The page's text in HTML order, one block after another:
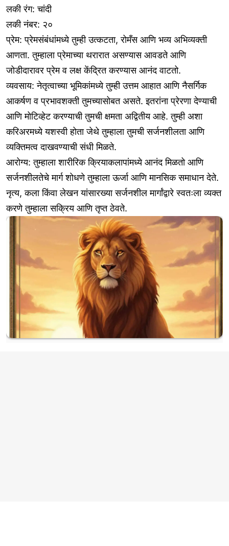
लकी रंग: चांदी
लकी नंबर: २०
प्रेम: प्रेमसंबंधांमध्ये तुम्ही उत्कटता, रोमँस आणि भव्य अभिव्यक्ती
आणता. तुम्हाला प्रेमाच्या थरारात असण्यास आवडते आणि
जोडीदारावर प्रेम व लक्ष केंद्रित करण्यास आनंद वाटतो.
व्यवसाय: नेतृत्वाच्या भूमिकांमध्ये तुम्ही उत्तम आहात आणि नैसर्गिक
आकर्षण व प्रभावशक्ती तुमच्यासोबत असते. इतरांना प्रेरणा देण्याची
आणि मोटिव्हेट करण्याची तुमची क्षमता अद्वितीय आहे. तुम्ही अशा
करिअरमध्ये यशस्वी होता जेथे तुम्हाला तुमची सर्जनशीलता आणि
व्यक्तिमत्व दाखवण्याची संधी मिळते.
आरोग्य: तुम्हाला शारीरिक क्रियाकलापांमध्ये आनंद मिळतो आणि
सर्जनशीलतेचे मार्ग शोधणे तुम्हाला ऊर्जा आणि मानसिक समाधान देते.
नृत्य, कला किंवा लेखन यांसारख्या सर्जनशील मार्गांद्वारे स्वतःला व्यक्त
करणे तुम्हाला सक्रिय आणि तृप्त ठेवते.